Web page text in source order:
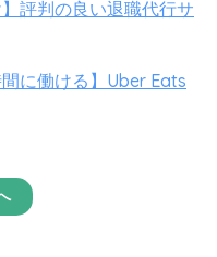
評判の良い退職代行サ
間に働ける】Uber Eats